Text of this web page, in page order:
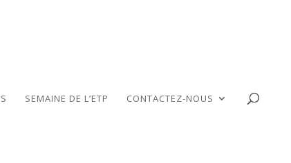
SEMAINE DE L’ETP CONTACTEZ-NOUS